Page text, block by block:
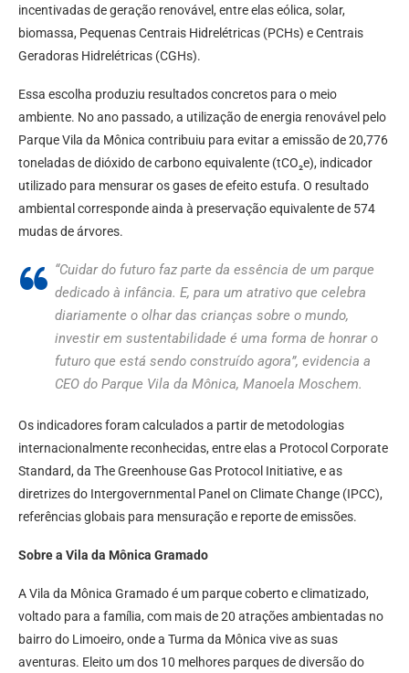
incentivadas de geração renovável, entre elas eólica, solar,
biomassa, Pequenas Centrais Hidrelétricas (PCHs) e Centrais
Geradoras Hidrelétricas (CGHs).
Essa escolha produziu resultados concretos para o meio
ambiente. No ano passado, a utilização de energia renovável pelo
Parque Vila da Mônica contribuiu para evitar a emissão de 20,776
toneladas de dióxido de carbono equivalente (tCO₂e), indicador
utilizado para mensurar os gases de efeito estufa. O resultado
ambiental corresponde ainda à preservação equivalente de 574
mudas de árvores.
“Cuidar do futuro faz parte da essência de um parque
dedicado à infância. E, para um atrativo que celebra
diariamente o olhar das crianças sobre o mundo,
investir em sustentabilidade é uma forma de honrar o
futuro que está sendo construído agora”, evidencia a
CEO do Parque Vila da Mônica, Manoela Moschem.
Os indicadores foram calculados a partir de metodologias
internacionalmente reconhecidas, entre elas a Protocol Corporate
Standard, da The Greenhouse Gas Protocol Initiative, e as
diretrizes do Intergovernmental Panel on Climate Change (IPCC),
referências globais para mensuração e reporte de emissões.
Sobre a Vila da Mônica Gramado
A Vila da Mônica Gramado é um parque coberto e climatizado,
voltado para a família, com mais de 20 atrações ambientadas no
bairro do Limoeiro, onde a Turma da Mônica vive as suas
aventuras. Eleito um dos 10 melhores parques de diversão do